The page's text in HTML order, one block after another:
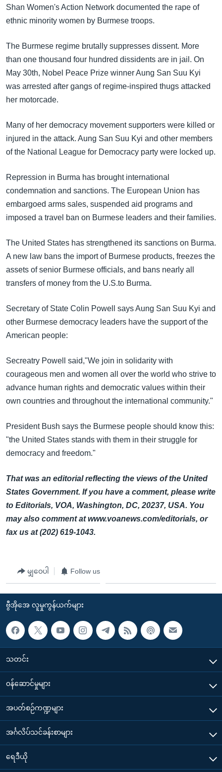
နေရာ
သို့
ရန်
Shan Women's Action Network documented the rape of
ethnic minority women by Burmese troops.
The Burmese regime brutally suppresses dissent. More
than one thousand four hundred dissidents are in jail. On
May 30th, Nobel Peace Prize winner Aung San Suu Kyi
was arrested after gangs of regime-inspired thugs attacked
her motorcade.
Many of her democracy movement supporters were killed or
injured in the attack. Aung San Suu Kyi and other members
of the National League for Democracy party were locked up.
Repression in Burma has brought international
condemnation and sanctions. The European Union has
embargoed arms sales, suspended aid programs and
imposed a travel ban on Burmese leaders and their families.
The United States has strengthened its sanctions on Burma.
A new law bans the import of Burmese products, freezes the
assets of senior Burmese officials, and bans nearly all
transfers of money from the U.S.to Burma.
Secretary of State Colin Powell says Aung San Suu Kyi and
other Burmese democracy leaders have the support of the
American people:
Secreatry Powell said,"We join in solidarity with
courageous men and women all over the world who strive to
advance human rights and democratic values within their
own countries and throughout the international community."
President Bush says the Burmese people should know this:
"the United States stands with them in their struggle for
democracy and freedom."
That was an editorial reflecting the views of the United
States Government. If you have a comment, please write
to Editorials, VOA, Washington, DC, 20237, USA. You
may also comment at www.voanews.com/editorials, or
fax us at (202) 619-1043.
မျှဝေပါ Follow us
ဗွီအိုအေ လူမှုကွန်ယက်များ
သတင်း
၀န်ဆောင်မှုများ
အပတ်စဉ်ကဏ္ဍများ
အင်္ဂလိပ်သင်ခန်းစာများ
ရေဒီယို